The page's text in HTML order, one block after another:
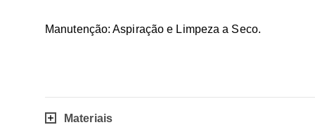
Manutenção: Aspiração e Limpeza a Seco.
Materiais